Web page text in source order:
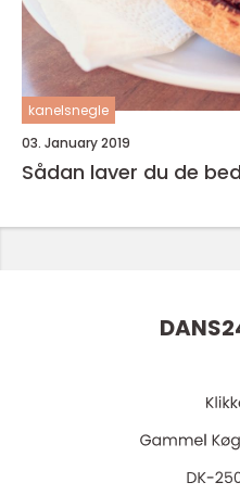
kanelsnegle
03. January 2019
Sådan laver du de